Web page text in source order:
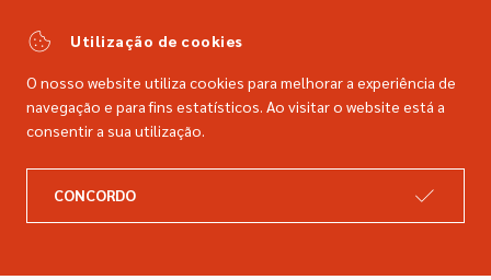
comercial@dimacer.com
Catálogo
Utilização de cookies
O nosso website utiliza cookies para melhorar a experiência de
navegação e para fins estatísticos. Ao visitar o website está a
consentir a sua utilização.
CONCORDO